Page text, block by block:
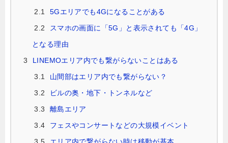
2.1
5Gエリアでも4Gになることがある
2.2
スマホの画面に「5G」と表示されても「4G」
となる理由
3
LINEMOエリア内でも繋がらないことはある
3.1
山間部はエリア内でも繋がらない？
3.2
ビルの奥・地下・トンネルなど
3.3
離島エリア
3.4
フェスやコンサートなどの大規模イベント